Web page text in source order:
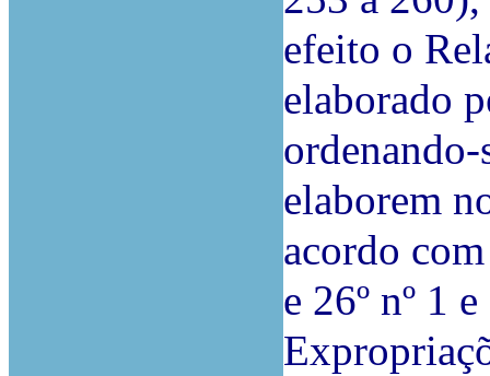
efeito o
elaborado
ordenando-
elaborem
acordo
e 26º nº 1